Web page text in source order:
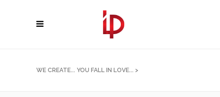
WE CREATE... YOU FALL IN LOVE... >